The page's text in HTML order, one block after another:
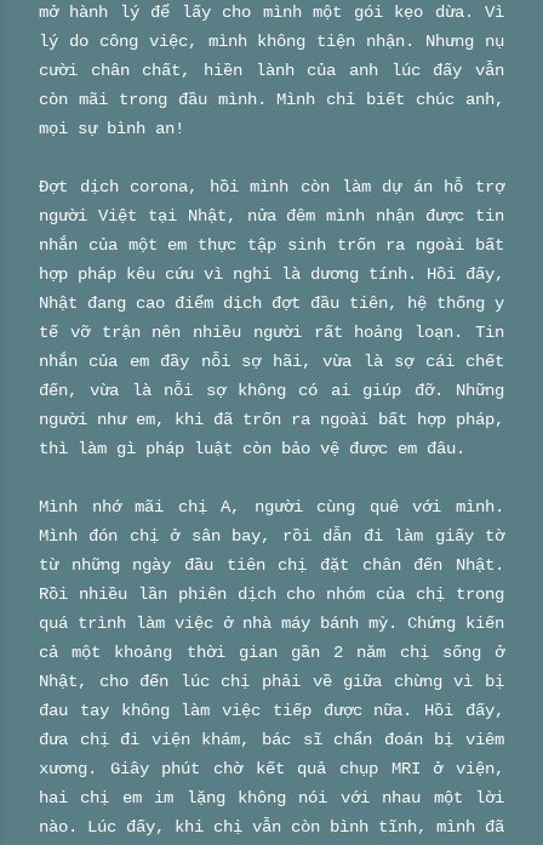
mở hành lý để lấy cho mình một gói kẹo dừa. Vì
lý do công việc, mình không tiện nhận. Nhưng nụ
cười chân chất, hiền lành của anh lúc đấy vẫn
còn mãi trong đầu mình. Mình chỉ biết chúc anh,
mọi sự bình an!
Đợt dịch corona, hồi mình còn làm dự án hỗ trợ
người Việt tại Nhật, nửa đêm mình nhận được tin
nhắn của một em thực tập sinh trốn ra ngoài bất
hợp pháp kêu cứu vì nghi là dương tính. Hồi đấy,
Nhật đang cao điểm dịch đợt đầu tiên, hệ thống y
tế vỡ trận nên nhiều người rất hoảng loạn. Tin
nhắn của em đầy nỗi sợ hãi, vừa là sợ cái chết
đến, vừa là nỗi sợ không có ai giúp đỡ. Những
người như em, khi đã trốn ra ngoài bất hợp pháp,
thì làm gì pháp luật còn bảo vệ được em đâu.
Mình nhớ mãi chị A, người cùng quê với mình.
Mình đón chị ở sân bay, rồi dẫn đi làm giấy tờ
từ những ngày đầu tiên chị đặt chân đến Nhật.
Rồi nhiều lần phiên dịch cho nhóm của chị trong
quá trình làm việc ở nhà máy bánh mỳ. Chứng kiến
cả một khoảng thời gian gần 2 năm chị sống ở
Nhật, cho đến lúc chị phải về giữa chừng vì bị
đau tay không làm việc tiếp được nữa. Hồi đấy,
đưa chị đi viện khám, bác sĩ chẩn đoán bị viêm
xương. Giây phút chờ kết quả chụp MRI ở viện,
hai chị em im lặng không nói với nhau một lời
nào. Lúc đấy, khi chị vẫn còn bình tĩnh, mình đã